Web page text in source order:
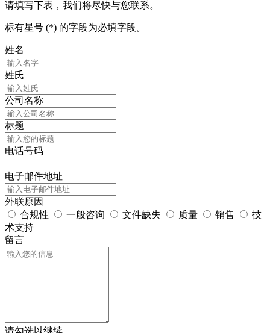
请填写下表，我们将尽快与您联系。
标有星号 (*) 的字段为必填字段。
姓名
姓氏
公司名称
标题
电话号码
电子邮件地址
外联原因
合规性
一般咨询 文件缺失 质量 销售
技
术支持
留言